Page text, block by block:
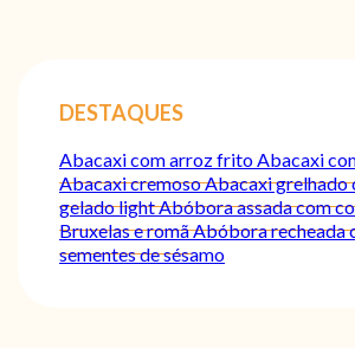
DESTAQUES
Abacaxi com arroz fritoAbacaxi
Abacaxi cremosoAbacaxi grelhado
gelado lightAbóbora assada com
Bruxelas e romãAbóbora recheada
sementes de sésamo